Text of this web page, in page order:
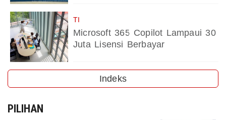
TI
Microsoft 365 Copilot Lampaui 30
Juta Lisensi Berbayar
Indeks
PILIHAN